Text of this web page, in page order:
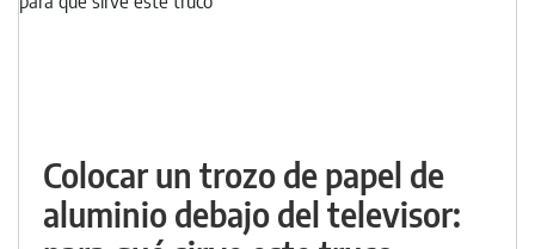
Colocar un trozo de papel de
aluminio debajo del televisor: